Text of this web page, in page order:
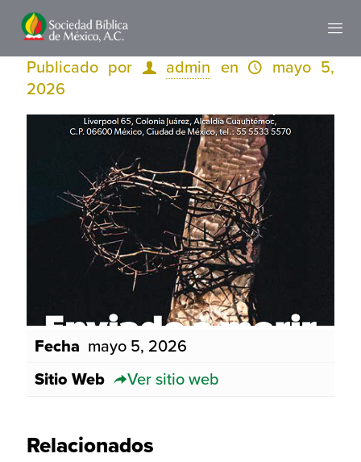
Publicado por admin en
mayo 5,
2026
Fecha mayo 5, 2026
Sitio Web Ver sitio web
Relacionados